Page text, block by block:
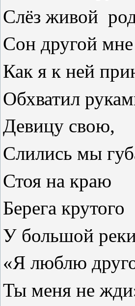
Слёз живой
Сон другой мне
Как я к ней
Обхватил
Девицу свою,
Слились мы
Стоя на краю
Берега крутого
У большой
«Я люблю
Ты меня не